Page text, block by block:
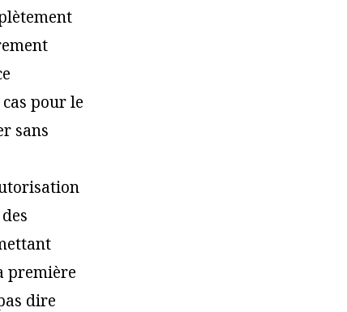
pour le
sans
première
dire